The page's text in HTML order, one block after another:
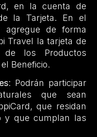
en la cuenta de
la Tarjeta. En el
agregue de forma
Travel la tarjeta de
los Productos
Beneficio.
: Podrán participar
que sean
que residan
y que cumplan las